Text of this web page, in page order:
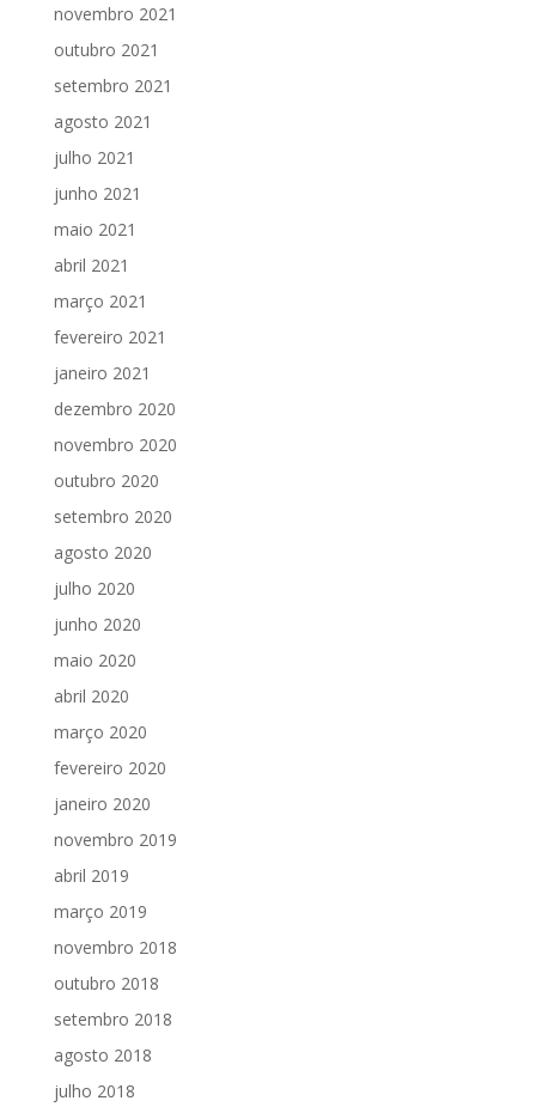
novembro 2021
outubro 2021
setembro 2021
agosto 2021
julho 2021
junho 2021
maio 2021
abril 2021
março 2021
fevereiro 2021
janeiro 2021
dezembro 2020
novembro 2020
outubro 2020
setembro 2020
agosto 2020
julho 2020
junho 2020
maio 2020
abril 2020
março 2020
fevereiro 2020
janeiro 2020
novembro 2019
abril 2019
março 2019
novembro 2018
outubro 2018
setembro 2018
agosto 2018
julho 2018